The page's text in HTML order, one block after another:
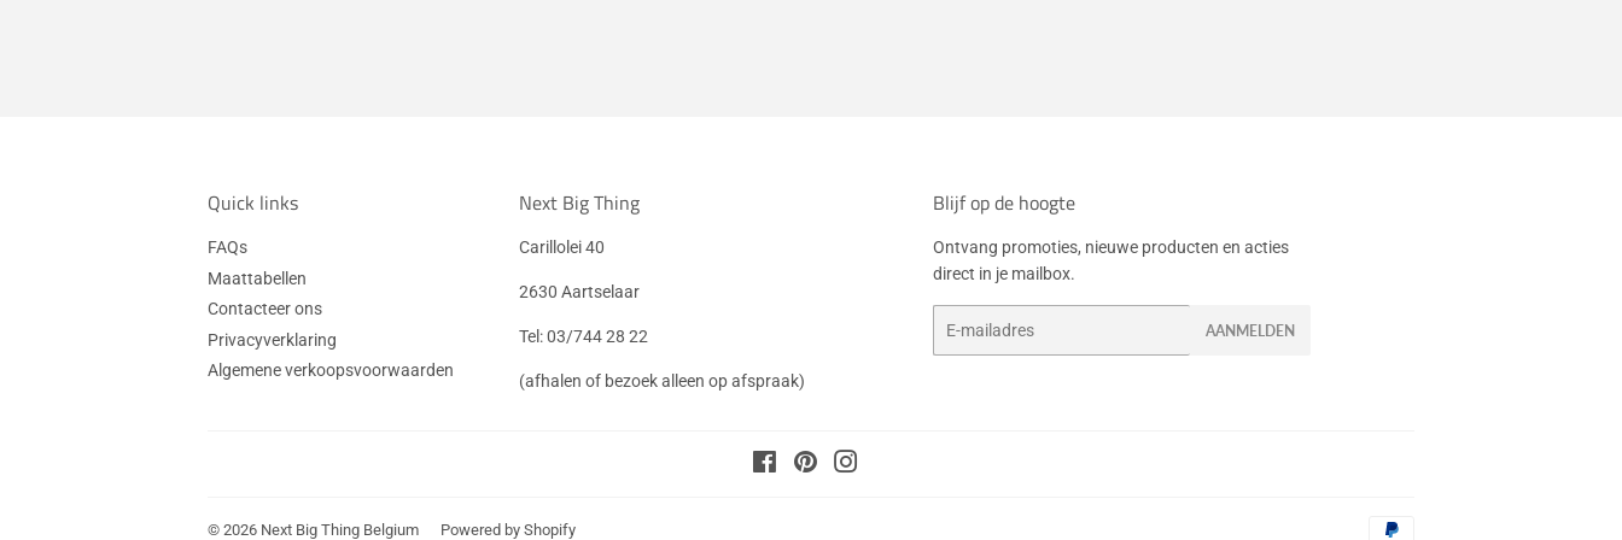
Quick links
FAQs
Maattabellen
Contacteer ons
Privacyverklaring
Algemene verkoopsvoorwaarden
Next Big Thing
Carillolei 40
2630 Aartselaar
Tel: 03/744 28 22
(afhalen of bezoek alleen op afspraak)
Blijf op de hoogte
Ontvang promoties, nieuwe producten en acties
direct in je mailbox.
AANMELDEN
FacebookPinterest
© 2026 Next Big Thing Belgium Powered by Shopify